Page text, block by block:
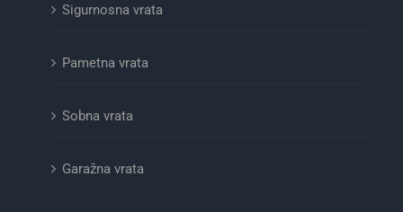
Sigurnosna vrata
Pametna vrata
Sobna vrata
Garažna vrata